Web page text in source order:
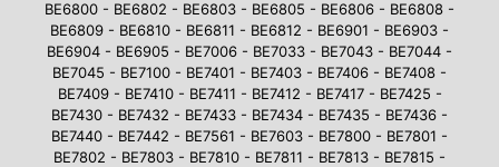
BE6800 - BE6802 - BE6803 - BE6805 - BE6806 - BE6808 -
BE6809 - BE6810 - BE6811 - BE6812 - BE6901 - BE6903 -
BE6904 - BE6905 - BE7006 - BE7033 - BE7043 - BE7044 -
BE7045 - BE7100 - BE7401 - BE7403 - BE7406 - BE7408 -
BE7409 - BE7410 - BE7411 - BE7412 - BE7417 - BE7425 -
BE7430 - BE7432 - BE7433 - BE7434 - BE7435 - BE7436 -
BE7440 - BE7442 - BE7561 - BE7603 - BE7800 - BE7801 -
BE7802 - BE7803 - BE7810 - BE7811 - BE7813 - BE7815 -